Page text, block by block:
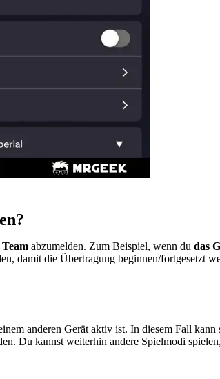
abzumelden. Zum Beispiel, wenn du das
damit die Übertragung beginnen/fortgesetzt
anderen Gerät aktiv ist. In diesem Fall
Du kannst weiterhin andere Spielmodi